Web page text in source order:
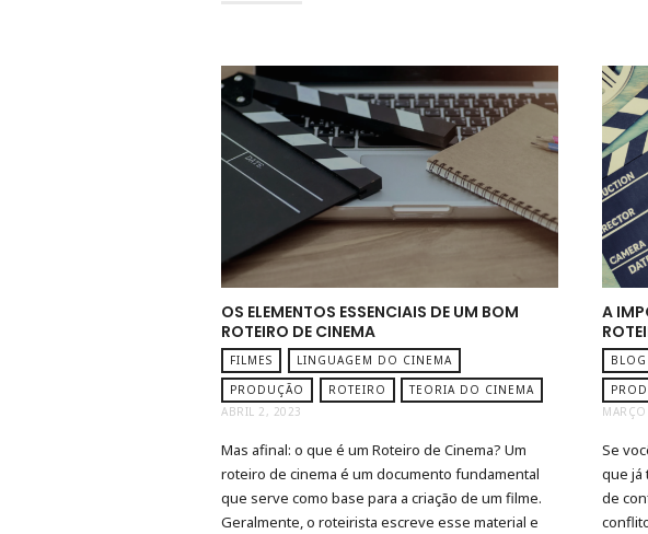
OS ELEMENTOS ESSENCIAIS DE UM BOM
ROTEIRO DE CINEMA
FILMES
LINGUAGEM DO CINEMA
PRODUÇÃO
ROTEIRO
TEORIA DO CINEMA
ABRIL 2, 2023
Mas afinal: o que é um Roteiro de Cinema? Um
roteiro de cinema é um documento fundamental
que serve como base para a criação de um filme.
Geralmente, o roteirista escreve esse material e
A
BLOG
Se
que já
de